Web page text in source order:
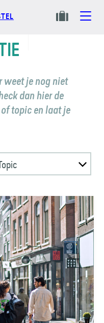
weet je nog niet
dan hier de
topic en laat je